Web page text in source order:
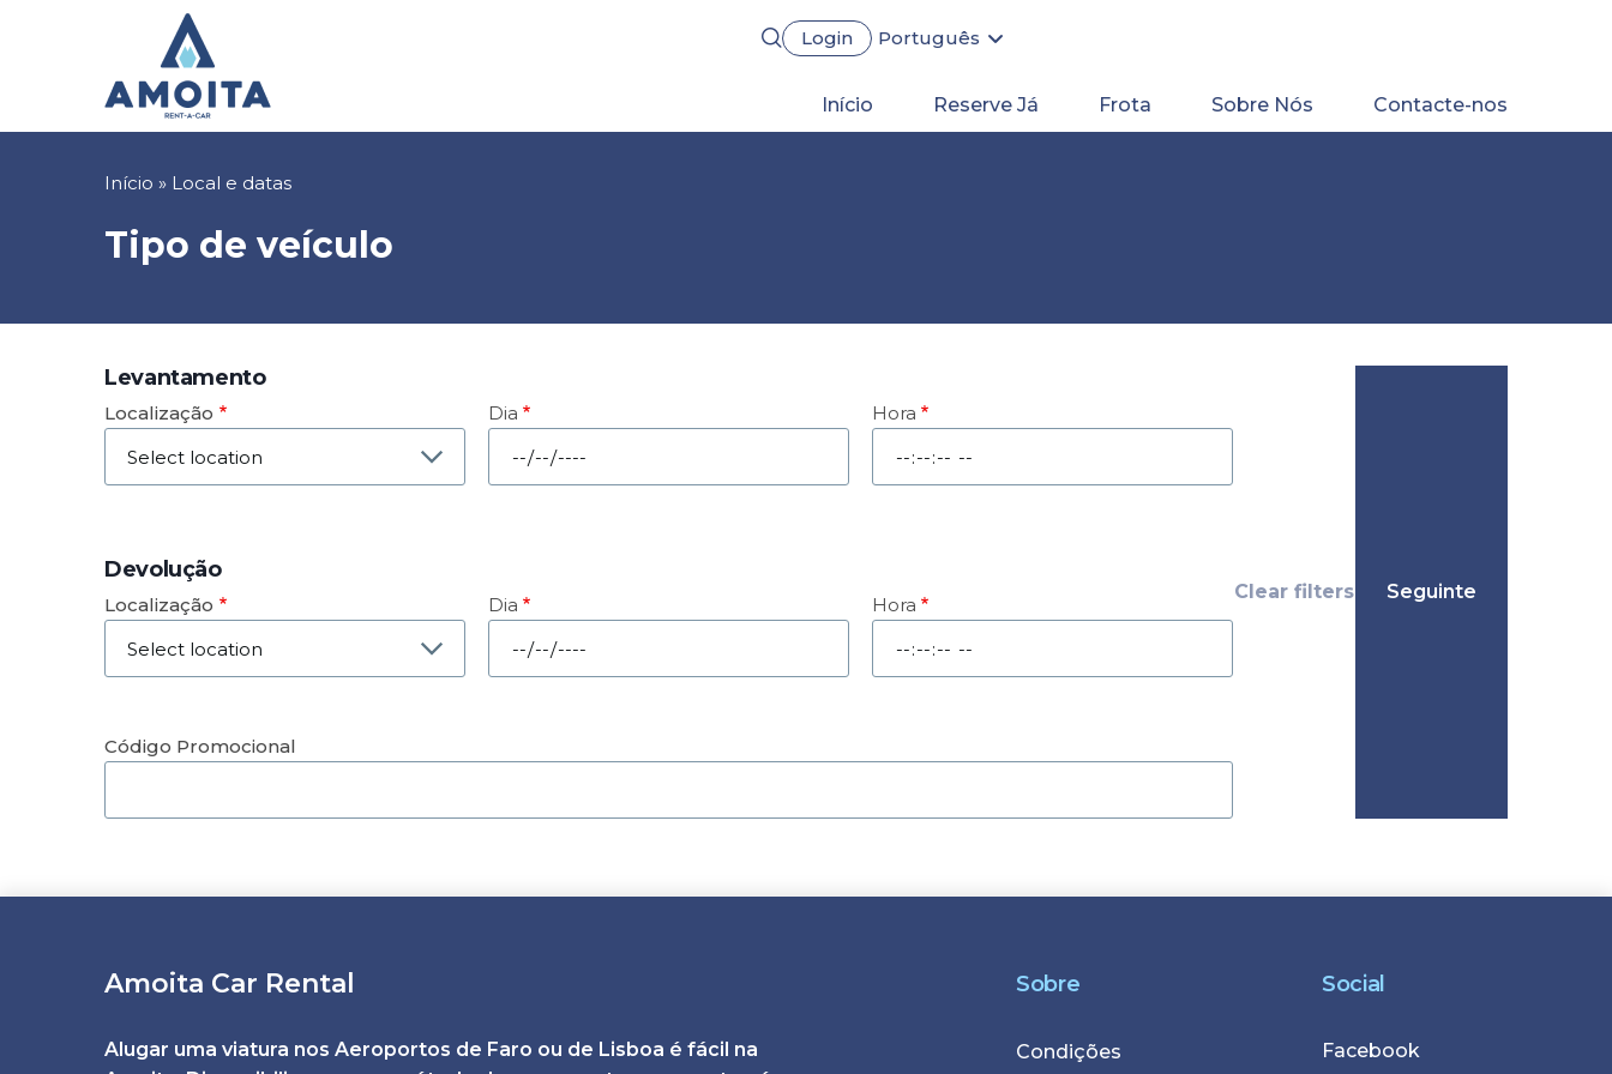
principal
Login
Português
Español
Deutsch
navigation
Início Reserve Já Frota Sobre Nós Contacte-nos
Navegação
Início Local e datas
Tipo de veículo
Levantamento
Localização
Dia
Hora
Devolução
Localização
Dia
Hora
Código Promocional
Amoita Car Rental
Alugar uma viatura nos Aeroportos de Faro ou de Lisboa é fácil na
Sobre
Footer
Condições
Social
Facebook